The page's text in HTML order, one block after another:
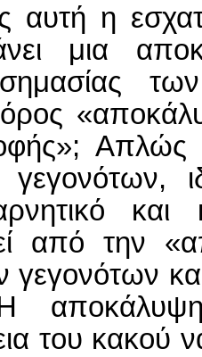
αυτή η
μια
γεγονότων,
και
από την
του κακού